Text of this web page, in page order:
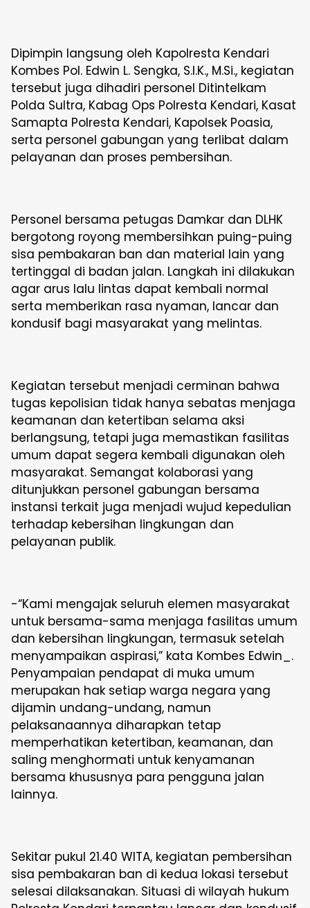
Dipimpin langsung oleh Kapolresta Kendari
Kombes Pol. Edwin L. Sengka, S.I.K., M.Si., kegiatan
tersebut juga dihadiri personel Ditintelkam
Polda Sultra, Kabag Ops Polresta Kendari, Kasat
Samapta Polresta Kendari, Kapolsek Poasia,
serta personel gabungan yang terlibat dalam
pelayanan dan proses pembersihan.
Personel bersama petugas Damkar dan DLHK
bergotong royong membersihkan puing-puing
sisa pembakaran ban dan material lain yang
tertinggal di badan jalan. Langkah ini dilakukan
agar arus lalu lintas dapat kembali normal
serta memberikan rasa nyaman, lancar dan
kondusif bagi masyarakat yang melintas.
Kegiatan tersebut menjadi cerminan bahwa
tugas kepolisian tidak hanya sebatas menjaga
keamanan dan ketertiban selama aksi
berlangsung, tetapi juga memastikan fasilitas
umum dapat segera kembali digunakan oleh
masyarakat. Semangat kolaborasi yang
ditunjukkan personel gabungan bersama
instansi terkait juga menjadi wujud kepedulian
terhadap kebersihan lingkungan dan
pelayanan publik.
-“Kami mengajak seluruh elemen masyarakat
untuk bersama-sama menjaga fasilitas umum
dan kebersihan lingkungan, termasuk setelah
menyampaikan aspirasi,” kata Kombes Edwin_.
Penyampaian pendapat di muka umum
merupakan hak setiap warga negara yang
dijamin undang-undang, namun
pelaksanaannya diharapkan tetap
memperhatikan ketertiban, keamanan, dan
saling menghormati untuk kenyamanan
bersama khususnya para pengguna jalan
lainnya.
Sekitar pukul 21.40 WITA, kegiatan pembersihan
sisa pembakaran ban di kedua lokasi tersebut
selesai dilaksanakan. Situasi di wilayah hukum